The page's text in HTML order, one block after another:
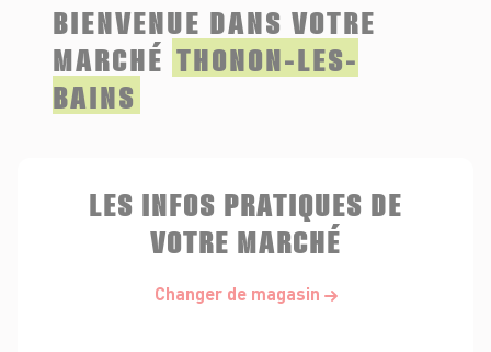
BIENVENUE DANS VOTRE
MARCHÉ THONON-LES-
BAINS
LES INFOS PRATIQUES DE
VOTRE MARCHÉ
Changer de magasin